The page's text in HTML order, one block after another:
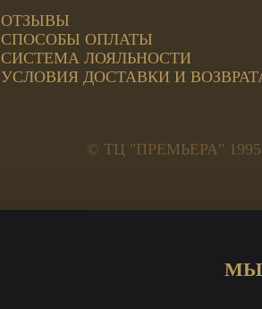
ОТЗЫВЫ
СПОСОБЫ ОПЛАТЫ
СИСТЕМА ЛОЯЛЬНОСТИ
УСЛОВИЯ ДОСТАВКИ И
© ТЦ "ПРЕМЬЕРА" 1995
ул. Труда, 185а, 2МЫ